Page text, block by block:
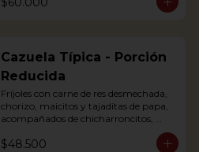
Bean soup with shredded meat,
Cazuela Típica - Porción
Reducida
Fríjoles con carne de res desmechada,
chorizo, maicitos y tajaditas de papa,
acompañados de chicharroncitos,
trocitos de plátano maduro, arepita,
arroz y aguacate. (Foto de porción
$48.500